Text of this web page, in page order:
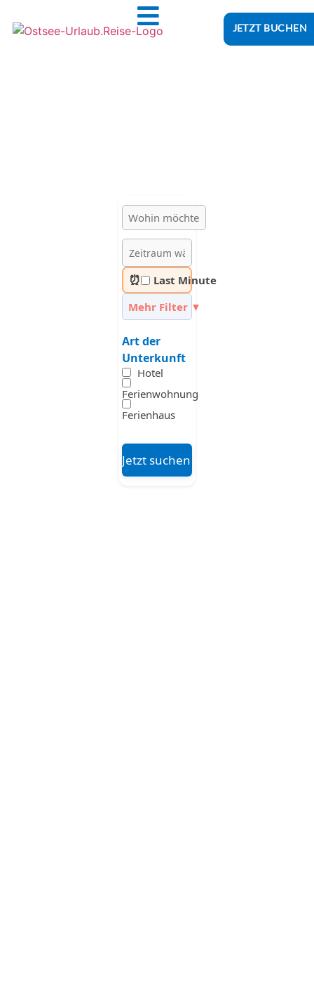
JETZT BUCHEN
⏰
Last Minute
Mehr Filter ▼
Art der
Unterkunft
Hotel
Ferienwohnung
Ferienhaus
Jetzt suchen auf Booking.com